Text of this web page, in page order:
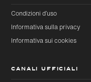
Condizioni d’uso
Informativa sulla privacy
Informativa sui cookies
CANALI UFFICIALI